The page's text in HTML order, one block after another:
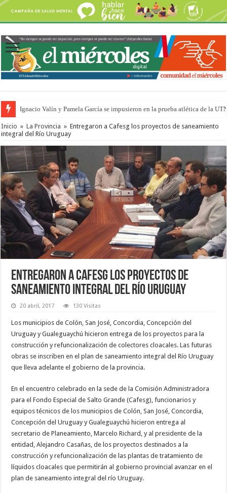
Ignacio Valín y Pamela García se impusieron en la prueba atlética de la
Inicio » La Provincia » Entregaron a Cafesg los proyectos de saneamiento
integral del Río Uruguay
Entregaron a Cafesg los proyectos de
saneamiento integral del Río Uruguay
20 abril, 2017 130 Visitas
Los municipios de Colón, San José, Concordia, Concepción del
Uruguay y Gualeguaychú hicieron entrega de los proyectos para la
construcción y refuncionalización de colectores cloacales. Las futuras
obras se inscriben en el plan de saneamiento integral del Río Uruguay
que lleva adelante el gobierno de la provincia.
En el encuentro celebrado en la sede de la Comisión Administradora
para el Fondo Especial de Salto Grande (Cafesg), funcionarios y
equipos técnicos de los municipios de Colón, San José, Concordia,
Concepción del Uruguay y Gualeguaychú hicieron entrega al
secretario de Planeamiento, Marcelo Richard, y al presidente de la
entidad, Alejandro Casañas, de los proyectos destinados a la
construcción y refuncionalización de las plantas de tratamiento de
líquidos cloacales que permitirán al gobierno provincial avanzar en el
plan de saneamiento integral del río Uruguay.